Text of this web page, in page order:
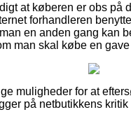
at køberen er obs
forhandleren
en anden gang
man skal købe en
muligheder for at
på netbutikkens